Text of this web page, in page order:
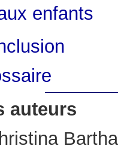
enfants
auteurs